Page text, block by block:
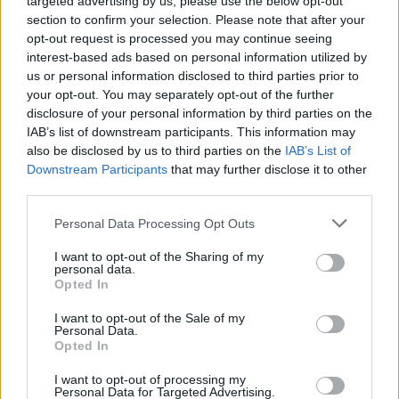
section to confirm your selection. Please note that after your
opt-out request is processed you may continue seeing
interest-based ads based on personal information utilized by
us or personal information disclosed to third parties prior to
your opt-out. You may separately opt-out of the further
disclosure of your personal information by third parties on the
IAB’s list of downstream participants. This information may
also be disclosed by us to third parties on the IAB’s List of
Downstream Participants that may further disclose it to other
Please note that this website/app uses one or more Google
not limited to your visit or usage behaviour. You may click to
grant or deny consent to Google and its third-party tags to
use your data for below specified purposes in below Google
consent section.
Personal Data Processing Opt Outs
I want to opt-out of the Sharing of my
personal data.
Opted In
I want to opt-out of the Sale of my
Personal Data.
Opted In
I want to opt-out of processing my
Personal Data for Targeted Advertising.
AUTOR
Staff